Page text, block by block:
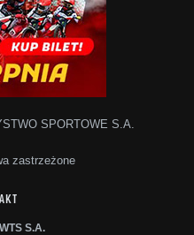
SPORTOWE S.A.
zastrzeżone
S.A.